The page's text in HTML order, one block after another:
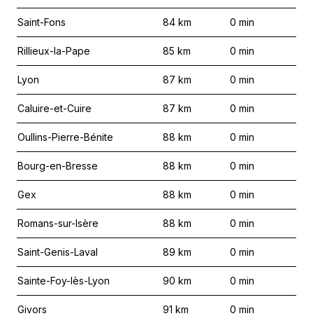
Saint-Fons 84 km 0 min
Rillieux-la-Pape 85 km 0 min
Lyon 87 km 0 min
Caluire-et-Cuire 87 km 0 min
Oullins-Pierre-Bénite 88 km 0 min
Bourg-en-Bresse 88 km 0 min
Gex 88 km 0 min
Romans-sur-Isère 88 km 0 min
Saint-Genis-Laval 89 km 0 min
Sainte-Foy-lès-Lyon 90 km 0 min
Givors 91 km 0 min